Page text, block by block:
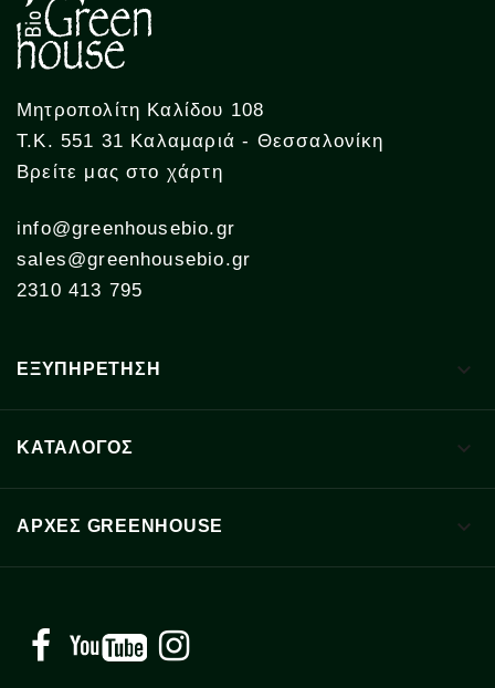
Μητροπολίτη Καλίδου 108
Τ.Κ. 551 31 Καλαμαριά - Θεσσαλονίκη
Βρείτε μας στο χάρτη
info@greenhousebio.gr
sales@greenhousebio.gr
2310 413 795
ΕΞΥΠΗΡΕΤΗΣΗ 
ΚΑΤΑΛΟΓΟΣ 
ΑΡΧΈΣ GREENHOUSE 
Facebook YouTube